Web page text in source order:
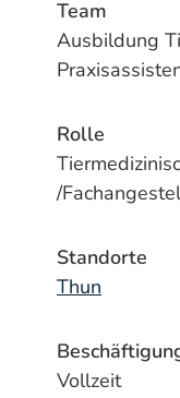
Team
Ausbildung
Rolle
/
Standorte
Thun
Vollzeit